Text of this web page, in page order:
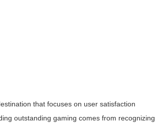
that focuses on user satisfaction
outstanding gaming comes from recognizing